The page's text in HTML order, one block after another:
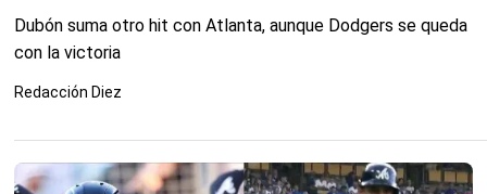
Dubón suma otro hit con Atlanta, aunque Dodgers se queda
con la victoria
Redacción Diez